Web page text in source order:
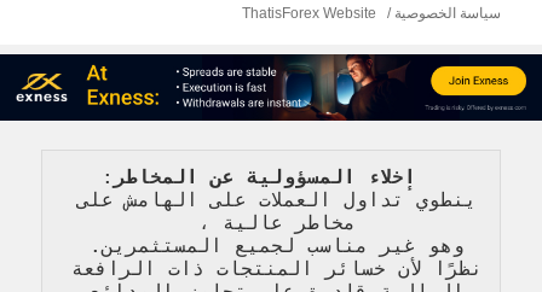
سياسة الخصوصية ThatisForex Website
إخلاء المسؤولية عن المخاطر :
ينطوي تداول العملات على الهامش على
مخاطر عالية
،
وهو غير مناسب لجميع المستثمرين.